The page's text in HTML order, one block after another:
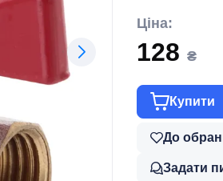
Ціна:
128 ₴
Купити
До
Задати